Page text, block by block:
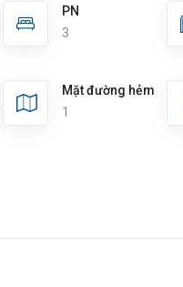
PN
3
Mặt đường hẻm
1